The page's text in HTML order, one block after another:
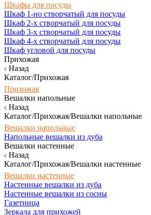
Шкафы для посуды
Шкаф 1-но створчатый для посуды
Шкаф 2-х створчатый для посуды
Шкаф 3-х створчатый для посуды
Шкаф 4-х створчатый для посуды
Шкаф угловой для посуды
Прихожая
Назад
Каталог/Прихожая
Прихожая
Вешалки напольные
Назад
Каталог/Прихожая/Вешалки напольные
Вешалки напольные
Напольные вешалки из дуба
Вешалки настенные
Назад
Каталог/Прихожая/Вешалки настенные
Вешалки настенные
Настенные вешалки из дуба
Настенные вешалки из сосны
Газетница
Зеркала для прихожей